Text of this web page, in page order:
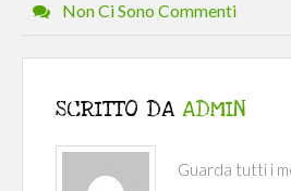
Non Ci Sono Commenti
SCRITTO DA ADMIN
Guarda tutti i